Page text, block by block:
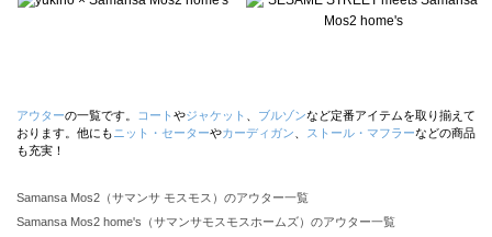
アウターの一覧です。 コート やジャケット ブルゾンなど定番アイテムを取り揃えて
おります。他にも ニット・セーターやカーディガン ストール・マフラーなどの商品
も充実！
Samansa Mos2（サマンサ モスモス）のアウター一覧
Samansa Mos2 home's（サマンサモスモスホームズ）のアウター一覧